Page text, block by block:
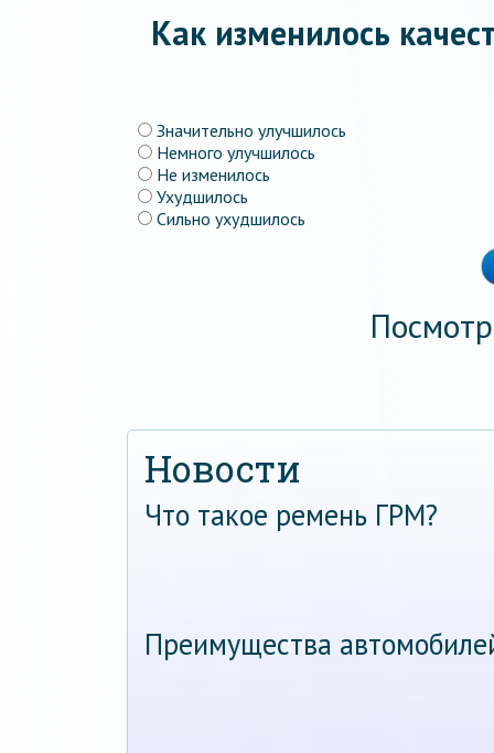
Как изменилось
Значительно улучшилось
Немного улучшилось
Не изменилось
Ухудшилось
Сильно ухудшилось
Новости
Что такое ремень ГРМ?
Преимущества